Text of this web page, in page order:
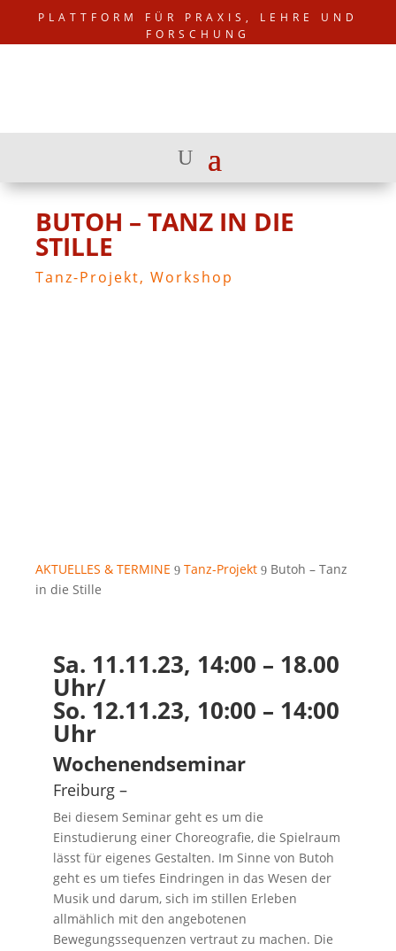
PLATTFORM FÜR PRAXIS, LEHRE UND
FORSCHUNG
BUTOH – TANZ IN DIE
STILLE
Tanz-Projekt, Workshop
AKTUELLES & TERMINE 9 Tanz-Projekt 9 Butoh – Tanz
in die Stille
Sa. 11.11.23, 14:00 – 18.00
Uhr/
So. 12.11.23, 10:00 – 14:00
Uhr
Wochenendseminar
Freiburg –
Bei diesem Seminar geht es um die
Einstudierung einer Choreografie, die Spielraum
lässt für eigenes Gestalten. Im Sinne von Butoh
geht es um tiefes Eindringen in das Wesen der
Musik und darum, sich im stillen Erleben
allmählich mit den angebotenen
Bewegungssequenzen vertraut zu machen. Die